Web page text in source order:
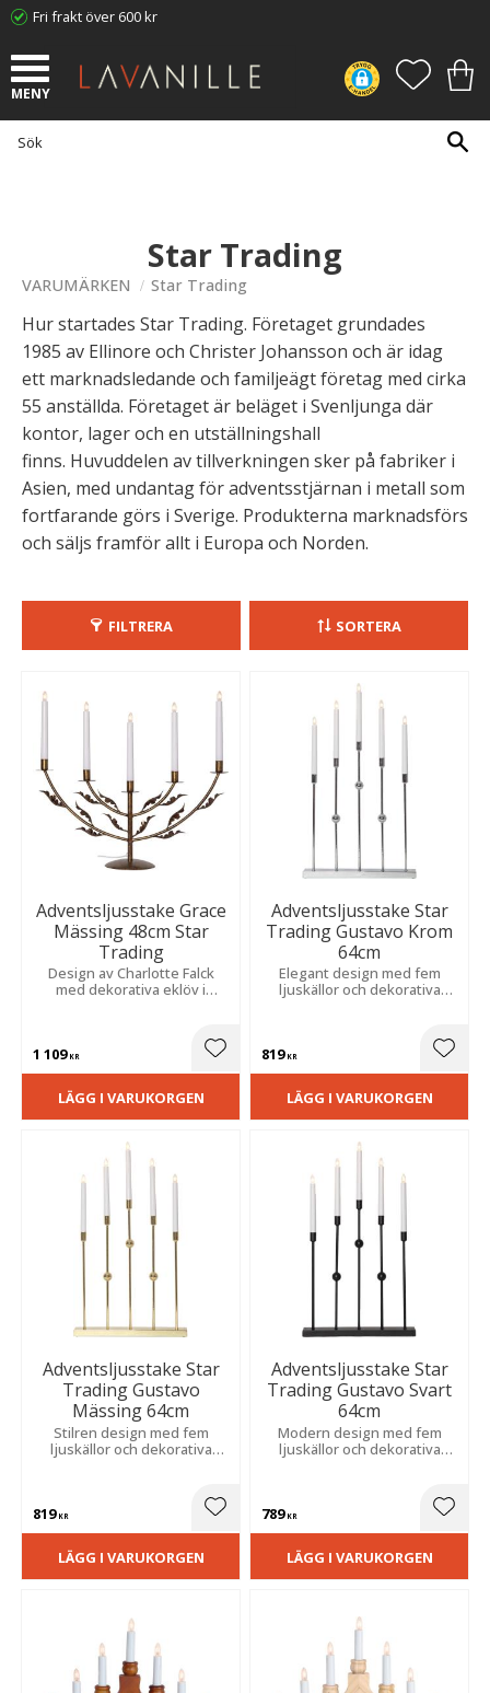
Fri frakt över 600 kr
Star Trading
VARUMÄRKEN Star Trading
Hur startades Star Trading. Företaget grundades
1985 av Ellinore och Christer Johansson och är idag
ett marknadsledande och familjeägt företag med cirka
55 anställda. Företaget är beläget i Svenljunga där
kontor, lager och en utställningshall
finns. Huvuddelen av tillverkningen sker på fabriker i
Asien, med undantag för adventsstjärnan i metall som
fortfarande görs i Sverige. Produkterna marknadsförs
och säljs framför allt i Europa och Norden.
FILTRERA SORTERA
Adventsljusstake Grace
Mässing 48cm Star
Trading
Design av Charlotte Falck
med dekorativa eklöv i
1 109KR Lägg till i favoriter
LÄGG I VARUKORGEN
Adventsljusstake Star
Trading Gustavo Krom
64cm
Elegant design med fem
ljuskällor och dekorativa
fönster eller på en skänk till
819KR
LÄGG I VARUKORGEN
Adventsljusstake Star
Trading Gustavo
Mässing 64cm
Stilren design med fem
ljuskällor och dekorativa
819KR Lägg till i favoriter
LÄGG I VARUKORGEN
Adventsljusstake Star
Trading Gustavo Svart
64cm
Modern design med fem
ljuskällor och dekorativa
fönster eller på en skänk för
789KR
LÄGG I VARUKORGEN